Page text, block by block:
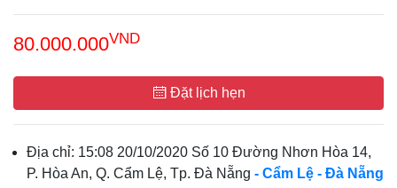
80.000.000VND
Đặt lịch hẹn
Địa chỉ: 15:08 20/10/2020 Số 10 Đường Nhơn Hòa 14,
P. Hòa An, Q. Cẩm Lệ, Tp. Đà Nẵng - Cẩm Lệ - Đà Nẵng